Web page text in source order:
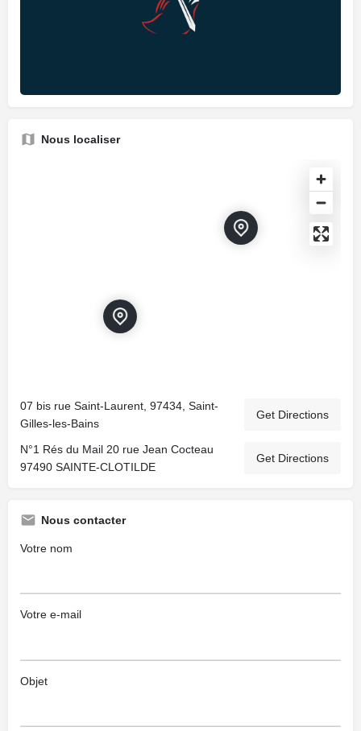
Nous localiser
07 bis rue Saint-Laurent, 97434, Saint-
Gilles-les-Bains
Get Directions
N°1 Rés du Mail 20 rue Jean Cocteau
97490 SAINTE-CLOTILDE
Get Directions
Nous contacter
Votre nom
Votre e-mail
Objet